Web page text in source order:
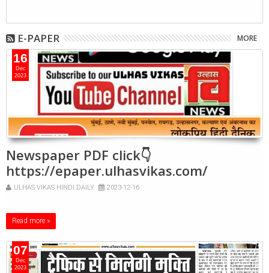
E-PAPER MORE
16
Dec
2023
Newspaper PDF click👇
https://epaper.ulhasvikas.com/
ULHAS VIKAS HINDI DAILY 2023-12-16
Read more »
07
Dec
2023